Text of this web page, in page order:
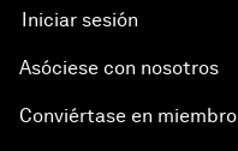
Iniciar sesión
Asóciese con nosotros
Conviértase en miembro